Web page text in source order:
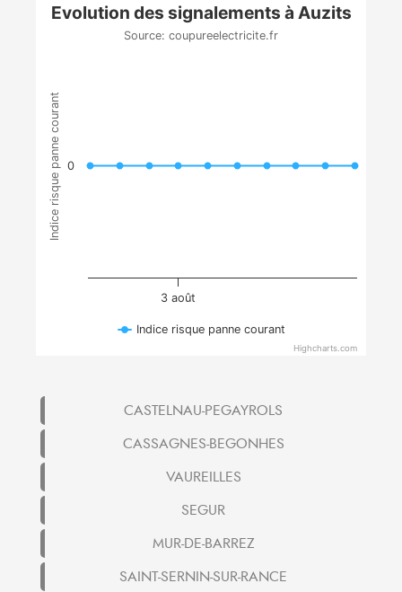
Indice risque panne courant
Evolution des signalements à Auzits
Source: coupureelectricite.fr
3 août
0
Indice risque panne courant
Highcharts.com
CASTELNAU-PEGAYROLS
CASSAGNES-BEGONHES
VAUREILLES
SEGUR
MUR-DE-BARREZ
SAINT-SERNIN-SUR-RANCE